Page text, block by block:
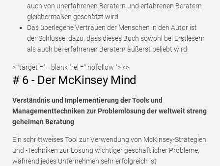
auch von unerfahrenen Beratern und erfahrenen Beratern
gleichermaßen geschätzt wird
Das überlegene Vertrauen der Menschen in den Autor ist
der Schlüssel dazu, dass dieses Buch sowohl bei Erstlesern
als auch bei erfahrenen Beratern äußerst beliebt wird
> "target =" _ blank "rel =" nofollow "> <>
# 6 - Der McKinsey Mind
Verständnis und Implementierung der Tools und
Managementtechniken zur Problemlösung der weltweit streng
geheimen Beratung
Ein schrittweises Tool zur Verwendung von McKinsey-Strategien
und -Techniken zur Lösung wichtiger geschäftlicher Probleme,
während jedes Unternehmen sehr erfolgreich ist